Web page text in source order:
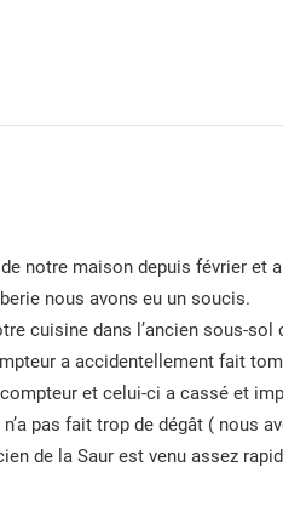
notre maison depuis février et
nous avons eu un soucis.
cuisine dans l’ancien sous-sol
a accidentellement fait
compteur et celui-ci a cassé et
pas fait trop de dégât ( nous
de la Saur est venu assez